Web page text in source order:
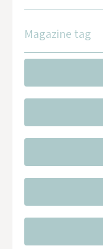
Magazine tag